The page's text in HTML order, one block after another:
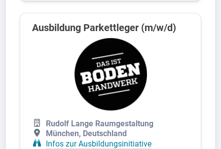
Ausbildung Parkettleger (m/w/d)
Rudolf Lange Raumgestaltung
München, Deutschland
Infos zur Ausbildungsinitiative